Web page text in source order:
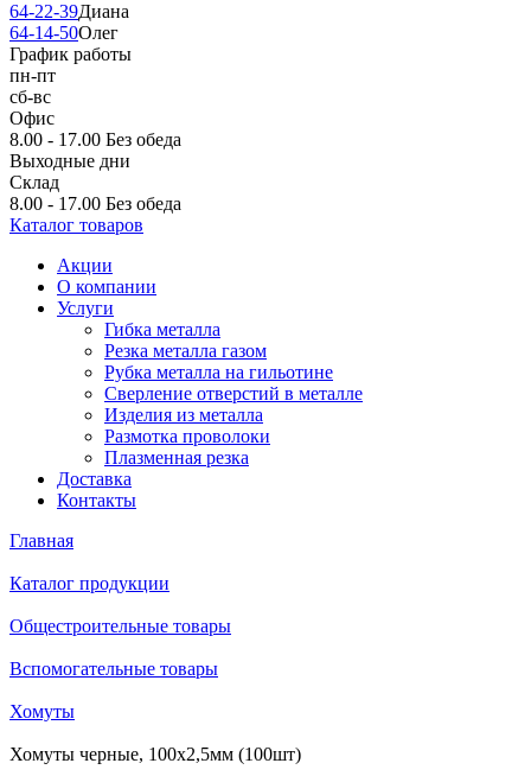
64-22-39Диана
64-14-50Олег
График работы
пн-пт
сб-вс
Офис
8.00 - 17.00 Без обеда
Выходные дни
Склад
8.00 - 17.00 Без обеда
Каталог товаров
Акции
О компании
Услуги
Гибка металла
Резка металла газом
Рубка металла на гильотине
Сверление отверстий в металле
Изделия из металла
Размотка проволоки
Плазменная резка
Доставка
Контакты
Главная
Каталог продукции
Общестроительные товары
Вспомогательные товары
Хомуты
Хомуты черные, 100х2,5мм (100шт)